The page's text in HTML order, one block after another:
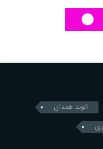
الوند همدان